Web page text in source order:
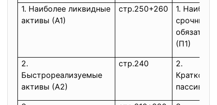
1. Наиболее ликвидные
активы (А1)
стр.250+260
1.
срочные
(П1)
2.
Быстрореализуемые
активы (А2)
стр.240
2.
пассивы